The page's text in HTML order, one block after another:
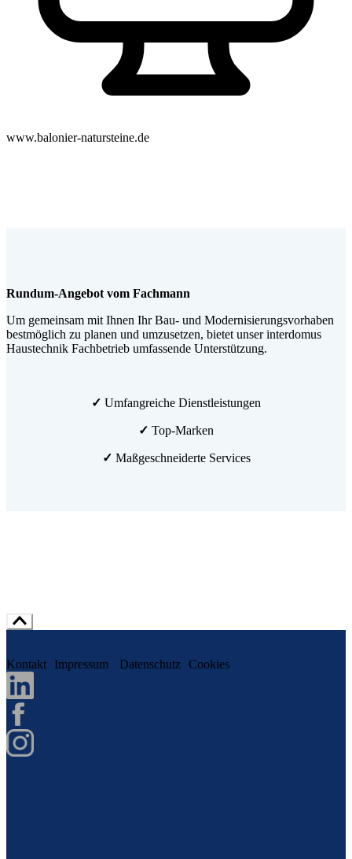
www.balonier-natursteine.de
Rundum-Angebot vom Fachmann
Um gemeinsam mit Ihnen Ihr Bau- und Modernisierungsvorhaben
bestmöglich zu planen und umzusetzen, bietet unser interdomus
Haustechnik Fachbetrieb umfassende Unterstützung.
✓ Umfangreiche Dienstleistungen
✓ Top-Marken
✓ Maßgeschneiderte Services
Kontakt Impressum Datenschutz Cookies